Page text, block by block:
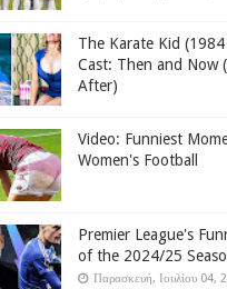
The Karate Kid
Cast: Then and Now
After)
Video: Funniest
Women's Football
Premier League's
of the 2024/25
Παρασκευή, Ιουλίου 04,